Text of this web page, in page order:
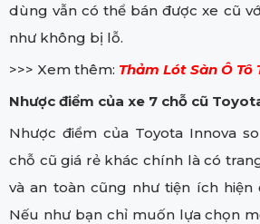
dùng vẫn có thể bán được xe cũ
như không bị lỗ.
>>> Xem thêm: Thảm Lót Sàn Ô
Nhược điểm của xe 7 chỗ cũ
Nhược điểm của Toyota Innova
chỗ cũ giá rẻ khác chính là có
và an toàn cũng như tiện ích hiện
Nếu như bạn chỉ muốn lựa chọn